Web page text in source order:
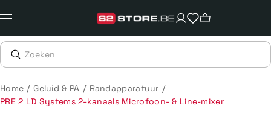
naar
content
Home / Geluid & PA / Randapparatuur /
PRE 2 LD Systems 2-kanaals Microfoon- & Line-mixer